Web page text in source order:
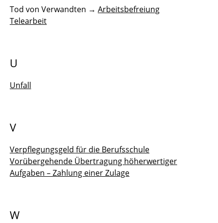
Tod von Verwandten → Arbeitsbefreiung
Telearbeit
U
Unfall
V
Verpflegungsgeld für die Berufsschule
Vorübergehende Übertragung höherwertiger
Aufgaben – Zahlung einer Zulage
W